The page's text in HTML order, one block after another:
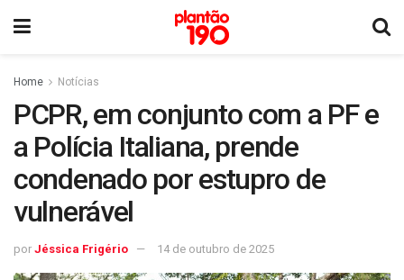
Home Notícias
PCPR, em conjunto com a PF e
a Polícia Italiana, prende
condenado por estupro de
vulnerável
por Jéssica Frigério 14 de outubro de 2025